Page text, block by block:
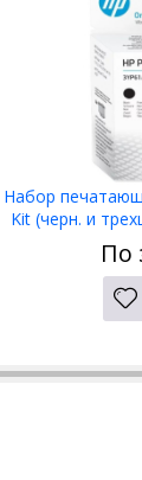
Набор
Kit (черн. и
По